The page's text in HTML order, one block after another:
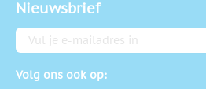
Nieuwsbrief
E-mailadres
Volg ons ook op: